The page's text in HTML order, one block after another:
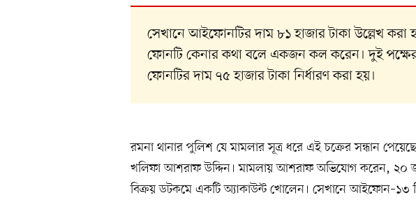
সেখানে আইফোনটির দাম ৮১ হাজার টাকা উল্লেখ করা
ফোনটি কেনার কথা বলে একজন কল করেন। দুই
ফোনটির দাম ৭৫ হাজার টাকা নির্ধারণ করা হয়।
রমনা থানার পুলিশ যে মামলার সূত্র ধরে এই চক্রের সন্ধান
খলিফা আশরাফ উদ্দিন। মামলায় আশরাফ অভিযোগ করেন, ২০
বিক্রয় ডটকমে একটি অ্যাকাউন্ট খোলেন। সেখানে আইফোন–১৩